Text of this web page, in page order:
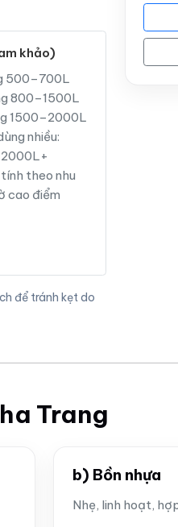
khảo)
500–700L
800–1500L
1500–2000L
nhiều:
theo nhu
cao điểm
để tránh kẹt do
Trang
b) Bồn nhựa
Nhẹ, linh hoạt,